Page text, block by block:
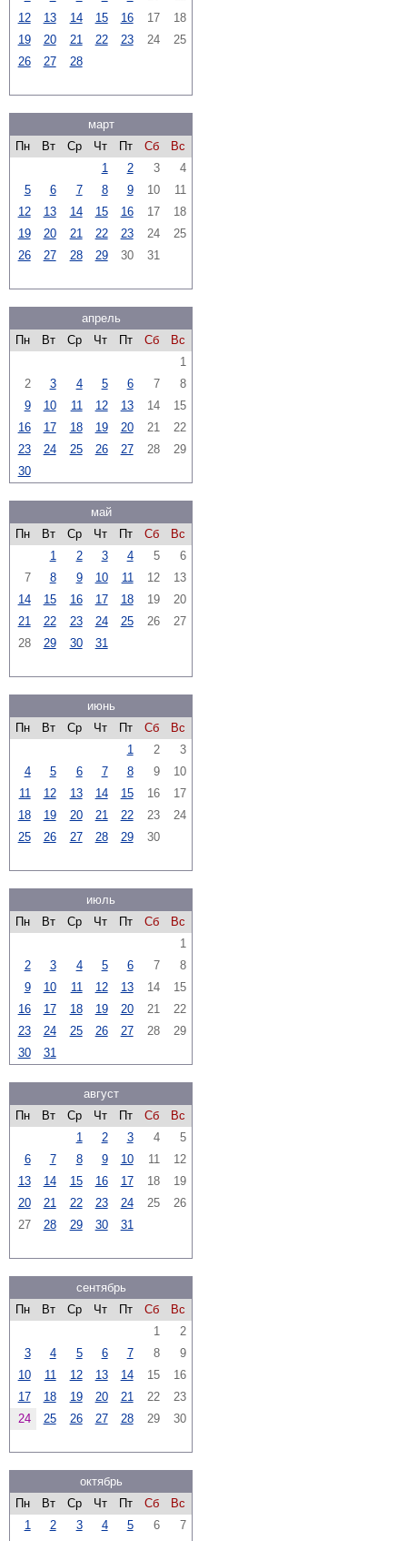
12
13 14 15 16 17
18
19
20 21 22 23 24
25
26
27 28
март
Пн
Вт Ср Чт Пт Сб
Вс
1
2 3
4
5
6 7 8 9 10
11
12
13 14 15 16 17
18
19
20 21 22 23 24
25
26
27 28 29 30 31
апрель
Пн
Вт Ср Чт Пт Сб
Вс
1
2
3 4 5 6 7
8
9
10 11 12 13 14
15
16
17 18 19 20 21
22
23
24 25 26 27 28
29
30
май
Пн
Вт Ср Чт Пт Сб
Вс
1
2 3 4 5
6
7
8 9 10 11 12
13
14
15 16 17 18 19
20
21
22 23 24 25 26
27
28
29 30 31
июнь
Пн
Вт Ср Чт Пт Сб
Вс
1
2
3
4
5 6 7 8 9
10
11
12 13 14 15 16
17
18
19 20 21 22 23
24
25
26 27 28 29 30
июль
Пн
Вт Ср Чт Пт Сб
Вс
1
2
3 4 5 6 7
8
9
10 11 12 13 14
15
16
17 18 19 20 21
22
23
24 25 26 27 28
29
30
31
август
Пн
Вт Ср Чт Пт Сб
Вс
1
2 3 4
5
6
7 8 9 10 11
12
13
14 15 16 17 18
19
20
21 22 23 24 25
26
27
28 29 30 31
сентябрь
Пн
Вт Ср Чт Пт Сб
Вс
1
2
3
4 5 6 7 8
9
10
11 12 13 14 15
16
17
18 19 20 21 22
23
24
25 26 27 28 29 30
октябрь
Пн
Вт Ср Чт Пт Сб
Вс
1
2 3 4 5 6
7